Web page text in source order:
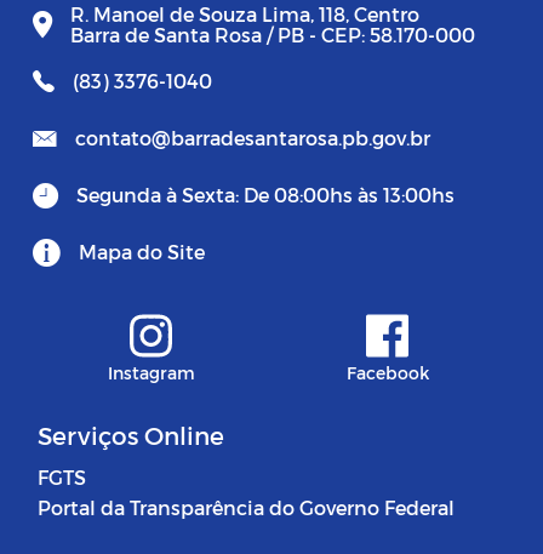
R. Manoel de Souza Lima, 118, Centro
Barra de Santa Rosa / PB - CEP: 58.170-000
(83) 3376-1040
contato@barradesantarosa.pb.gov.br
Segunda à Sexta: De 08:00hs às 13:00hs
Mapa do Site
Instagram Facebook
Serviços Online
FGTS
Portal da Transparência do Governo Federal